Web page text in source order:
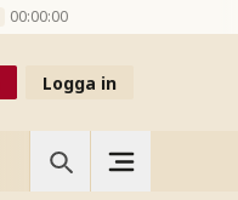
00:00:00
Logga in